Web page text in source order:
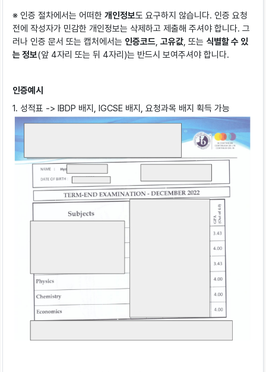
※ 인증 절차에서는 어떠한 개인정보도 요구하지 않습니다. 인증 요청
전에 작성자가 민감한 개인정보는 삭제하고 제출해 주셔야 합니다. 그
러나 인증 문서 또는 캡처에서는 인증코드, 고유값, 또는 식별할 수 있
는 정보(앞 4자리 또는 뒤 4자리)는 반드시 보여주셔야 합니다.
인증예시
1. 성적표 -> IBDP 배지, IGCSE 배지, 요청과목 배지 획득 가능